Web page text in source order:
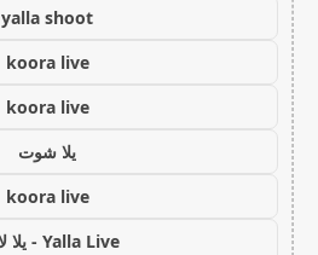
yalla shoot
koora live
koora live
يلا شوت
koora live
Yalla Live - يلا لايف